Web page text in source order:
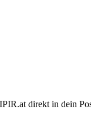
direkt in dein